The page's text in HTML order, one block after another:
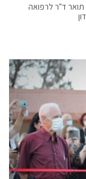
תואר ד"ר לרפואה